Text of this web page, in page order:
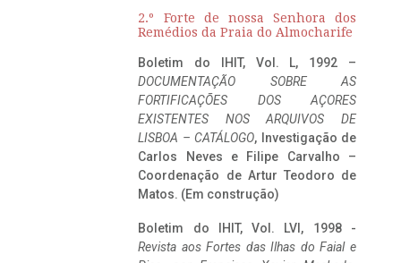
2.º Forte de nossa Senhora dos
Remédios da Praia do Almocharife
Boletim do IHIT, Vol. L, 1992 –
DOCUMENTAÇÃO SOBRE AS
FORTIFICAÇÕES DOS AÇORES
EXISTENTES NOS ARQUIVOS DE
LISBOA – CATÁLOGO, Investigação de
Carlos Neves e Filipe Carvalho –
Coordenação de Artur Teodoro de
Matos. (Em construção)
Boletim do IHIT, Vol. LVI, 1998 -
Revista aos Fortes das Ilhas do Faial e